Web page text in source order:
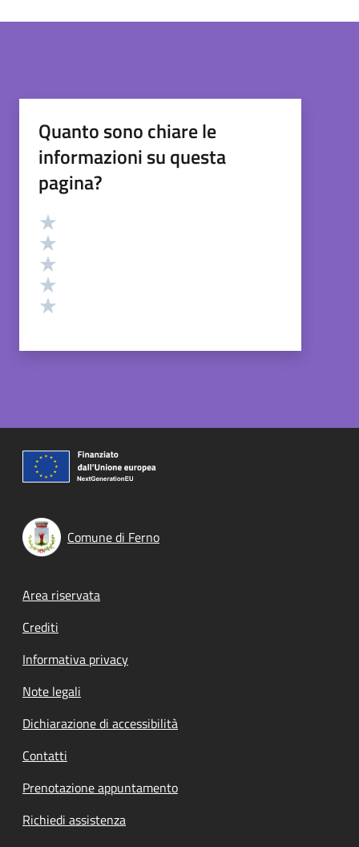
Quanto sono chiare le
informazioni su questa
pagina?
Valutazione
Comune di Ferno
Footer menu
Area riservata
Crediti
Informativa privacy
Note legali
Dichiarazione di accessibilità
Contatti
Prenotazione appuntamento
Richiedi assistenza